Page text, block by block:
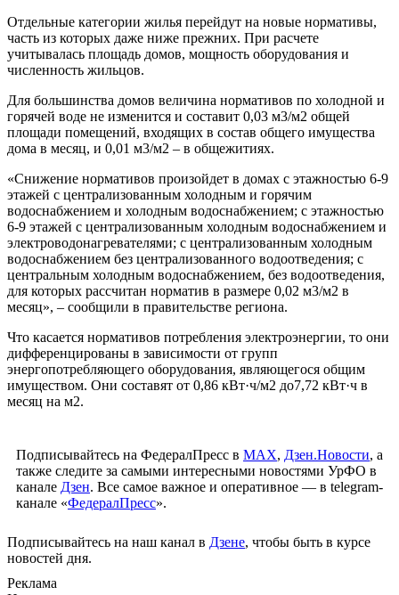
Отдельные категории жилья перейдут на новые нормативы,
часть из которых даже ниже прежних. При расчете
учитывалась площадь домов, мощность оборудования и
численность жильцов.
Для большинства домов величина нормативов по холодной и
горячей воде не изменится и составит 0,03 м3/м2 общей
площади помещений, входящих в состав общего имущества
дома в месяц, и 0,01 м3/м2 – в общежитиях.
«Снижение нормативов произойдет в домах с этажностью 6-9
этажей с централизованным холодным и горячим
водоснабжением и холодным водоснабжением; с этажностью
6-9 этажей с централизованным холодным водоснабжением и
электроводонагревателями; с централизованным холодным
водоснабжением без централизованного водоотведения; с
центральным холодным водоснабжением, без водоотведения,
для которых рассчитан норматив в размере 0,02 м3/м2 в
месяц», – сообщили в правительстве региона.
Что касается нормативов потребления электроэнергии, то они
дифференцированы в зависимости от групп
энергопотребляющего оборудования, являющегося общим
имуществом. Они составят от 0,86 кВт·ч/м2 до7,72 кВт·ч в
месяц на м2.
Подписывайтесь на ФедералПресс в МАХ, Дзен.Новости, а
также следите за самыми интересными новостями УрФО в
канале Дзен. Все самое важное и оперативное — в telegram-
канале «ФедералПресс».
Подписывайтесь на наш канал в Дзене, чтобы быть в курсе
новостей дня.
Реклама